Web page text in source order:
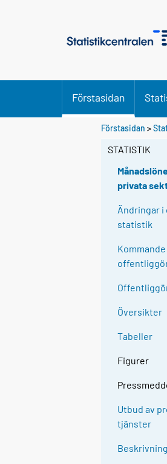
Förstasidan
Förstasidan >
STATISTIK
privata
Ändringar i
statistik
Kommande
Översikter
Tabeller
Figurer
Utbud av
tjänster
Beskrivning